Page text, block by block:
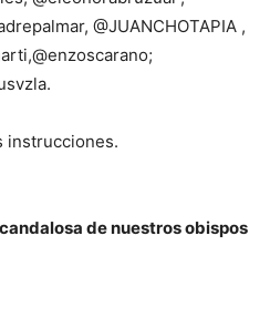
@JUANCHOTAPIA ,
instrucciones.
de nuestros obispos